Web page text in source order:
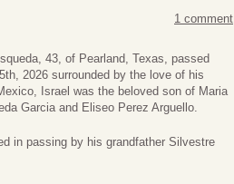
1 comment
43, of Pearland, Texas, passed
2026 surrounded by the love of his
Israel was the beloved son of Maria
Garcia and Eliseo Perez Arguello.
in passing by his grandfather Silvestre